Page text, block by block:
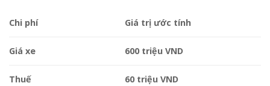
Chi phí Giá trị ước tính
Giá xe 600 triệu VND
Thuế 60 triệu VND